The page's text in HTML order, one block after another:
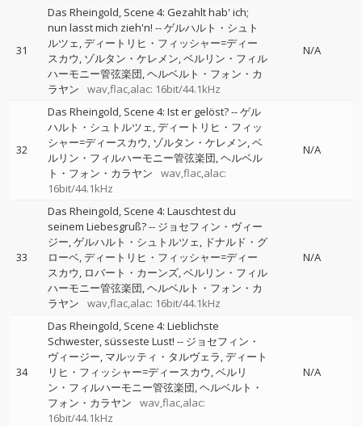
31
Das Rheingold, Scene 4: Gezahlt hab' ich;
nun lasst mich zieh'n! --ゲルハルト・シュト
ルツェ ディートリヒ・フィッシャー=ディー
スカウ ゾルタン・ケレメン ベルリン・フィル
ハーモニー管弦楽団 ヘルベルト・フォン・カ
ラヤン
wav,flac,alac: 16bit/44.1kHz
N/A
32
Das Rheingold, Scene 4: Ist er gelöst?--ゲル
ハルト・シュトルツェ ディートリヒ・フィッ
シャー=ディースカウ ゾルタン・ケレメン ベ
ルリン・フィルハーモニー管弦楽団 ヘルベル
ト・フォン・カラヤン
wav,flac,alac:
16bit/44.1kHz
N/A
33
Das Rheingold, Scene 4: Lauschtest du
seinem Liebesgruß?-- ジョセフィン・ヴィー
ジー ゲルハルト・シュトルツェ
ドナルド・グ
ローベ ディートリヒ・フィッシャー=ディー
スカウ ロバート・カーンズ ベルリン・フィル
ハーモニー管弦楽団 ヘルベルト・フォン・カ
ラヤン
wav,flac,alac: 16bit/44.1kHz
N/A
34
Das Rheingold, Scene 4: Lieblichste
Schwester, süsseste Lust! -- ジョセフィン・
ヴィージー マルッティ・タルヴェラ ディート
リヒ・フィッシャー=ディースカウ ベルリ
ン・フィルハーモニー管弦楽団 ヘルベルト・
フォン・カラヤン
wav,flac,alac:
16bit/44.1kHz
N/A